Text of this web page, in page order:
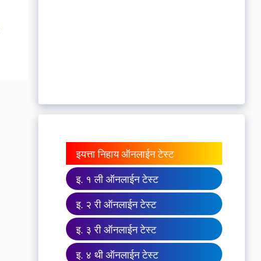
इयत्ता निहाय ऑनलाईन टेस्ट
इ. १ ली ऑनलाईन टेस्ट
इ. २ री ऑनलाईन टेस्ट
इ. ३ री ऑनलाईन टेस्ट
इ. ४ थी ऑनलाईन टेस्ट